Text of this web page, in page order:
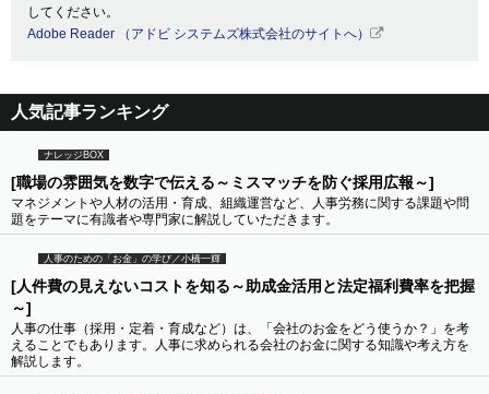
してください。
Adobe Reader （アドビ システムズ株式会社のサイトへ）
人気記事ランキング
ナレッジBOX
[職場の雰囲気を数字で伝える～ミスマッチを防ぐ採用広報～]
マネジメントや人材の活用・育成、組織運営など、人事労務に関する課題や問
題をテーマに有識者や専門家に解説していただきます。
人事のための「お金」の学び／小橋一輝
[人件費の見えないコストを知る～助成金活用と法定福利費率を把握
～]
人事の仕事（採用・定着・育成など）は、「会社のお金をどう使うか？」を考
えることでもあります。人事に求められる会社のお金に関する知識や考え方を
解説します。